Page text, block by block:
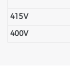
415V
400V